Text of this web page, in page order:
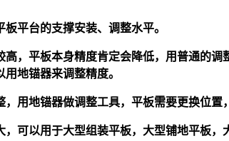
平台的支撑安装、调整水平。
高，平板本身精度肯定会降低，用普通的
用地锚器来调整精度。
，用地锚器做调整工具，平板需要更换位置
，可以用于大型组装平板，大型铺地平板，